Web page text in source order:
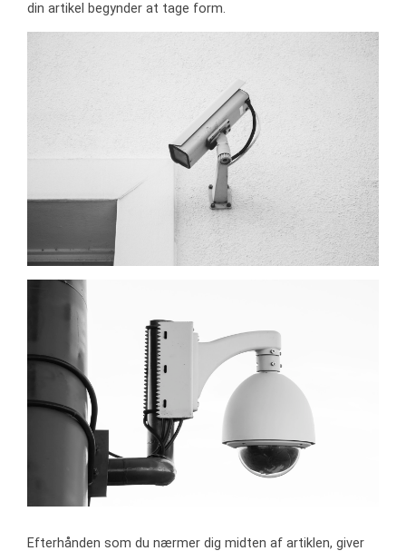
din artikel begynder at tage form.
Efterhånden som du nærmer dig midten af artiklen, giver